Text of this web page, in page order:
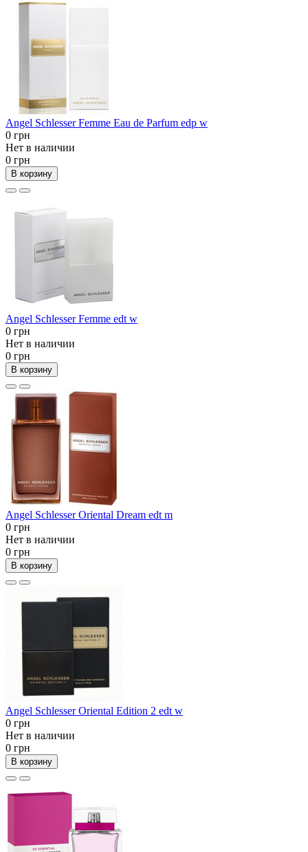
Angel Schlesser Femme Eau de Parfum edp w
0 грн
Нет в наличии
0 грн
В корзину
Angel Schlesser Femme edt w
0 грн
Нет в наличии
0 грн
В корзину
Angel Schlesser Oriental Dream edt m
0 грн
Нет в наличии
0 грн
В корзину
Angel Schlesser Oriental Edition 2 edt w
0 грн
Нет в наличии
0 грн
В корзину